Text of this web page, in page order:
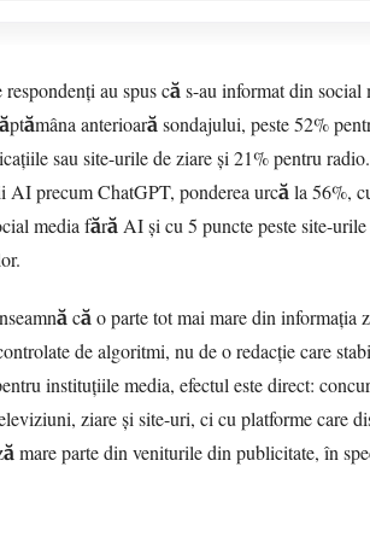
au spus că s-au informat din social
anterioară sondajului, peste 52%
sau site-urile de ziare și 21% pentru
AI precum ChatGPT, ponderea urcă la 56%,
media fără AI și cu 5 puncte peste site-
că o parte tot mai mare din informația
de algoritmi, nu de o redacție care
instituțiile media, efectul este direct:
ziare și site-uri, ci cu platforme care
mare parte din veniturile din publicitate, în